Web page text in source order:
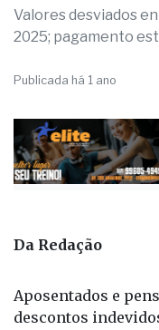
Valores desviados
2025; pagamento
Publicada há 1 ano
Da Redação
Aposentados e
descontos